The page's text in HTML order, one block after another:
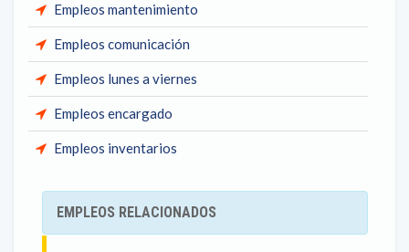
Empleos mantenimiento
Empleos comunicación
Empleos lunes a viernes
Empleos encargado
Empleos inventarios
EMPLEOS RELACIONADOS